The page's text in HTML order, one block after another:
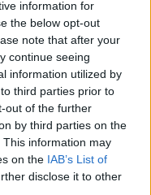
information for
the below opt-out
note that after your
continue seeing
information utilized by
third parties prior to
out of the further
by third parties on the
This information may
on the IAB’s List of
disclose it to other